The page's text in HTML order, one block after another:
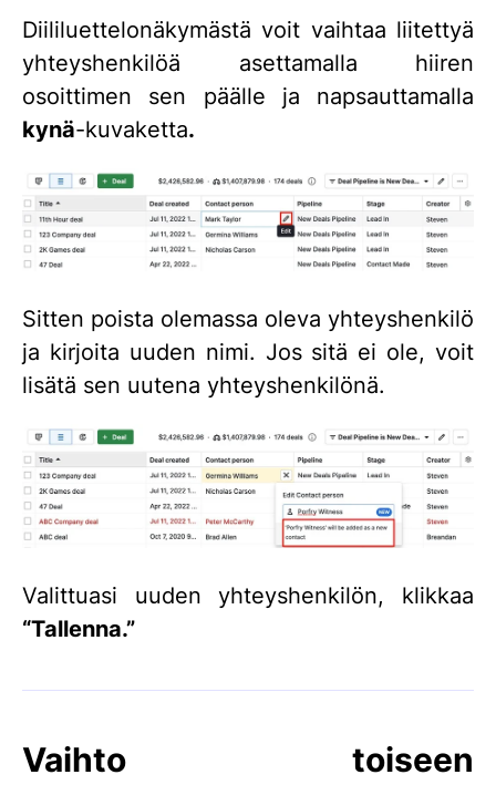
Diililuettelonäkymästä voit vaihtaa liitettyä
yhteyshenkilöä asettamalla hiiren
osoittimen sen päälle ja napsauttamalla
kynä-kuvaketta.
Sitten poista olemassa oleva yhteyshenkilö
ja kirjoita uuden nimi. Jos sitä ei ole, voit
lisätä sen uutena yhteyshenkilönä.
Valittuasi uuden yhteyshenkilön, klikkaa
“Tallenna.”
Vaihto toiseen